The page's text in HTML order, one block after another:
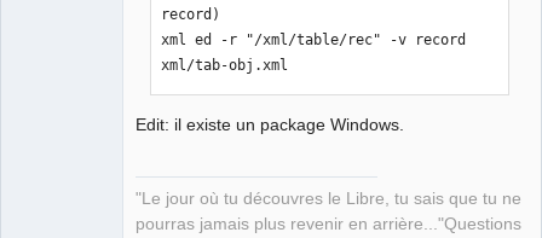
record)
xml ed -r "/xml/table/rec" -v record
xml/tab-obj.xml
Edit: il existe un package Windows.
"Le jour où tu découvres le Libre, tu sais que tu ne
pourras jamais plus revenir en arrière..."Questions